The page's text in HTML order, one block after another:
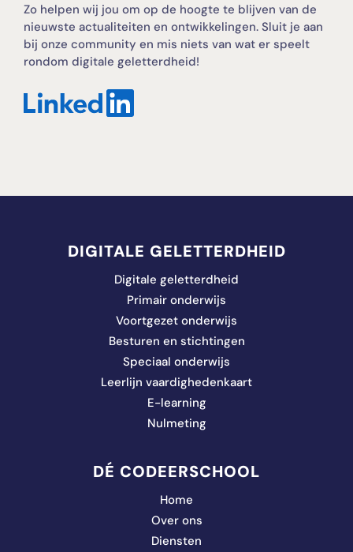
Zo helpen wij jou om op de hoogte te blijven van de
nieuwste actualiteiten en ontwikkelingen. Sluit je aan
bij onze community en mis niets van wat er speelt
rondom digitale geletterdheid!
DIGITALE GELETTERDHEID
Digitale geletterdheid
Primair onderwijs
Voortgezet onderwijs
Besturen en stichtingen
Speciaal onderwijs
Leerlijn vaardighedenkaart
E-learning
Nulmeting
DÉ CODEERSCHOOL
Home
Over ons
Diensten